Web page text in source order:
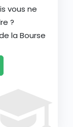
vous ne
?
la Bourse